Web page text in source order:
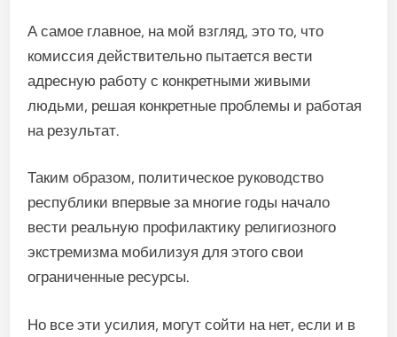
А самое главное, на мой взгляд, это то, что
комиссия действительно пытается вести
адресную работу с конкретными живыми
людьми, решая конкретные проблемы и работая
на результат.
Таким образом, политическое руководство
республики впервые за многие годы начало
вести реальную профилактику религиозного
экстремизма мобилизуя для этого свои
ограниченные ресурсы.
Но все эти усилия, могут сойти на нет, если и в